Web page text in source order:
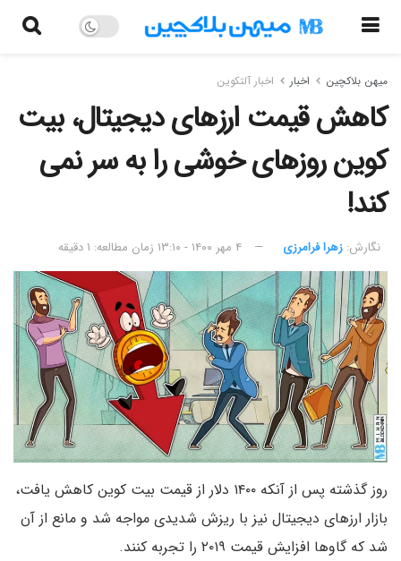
میهن بلاکچین اخبار اخبار آلتکوین
کاهش قیمت ارزهای دیجیتال، بیت
کوین روزهای خوشی را به سر نمی
کند!
نگارش:‌ زهرا فرامرزی ۴ مهر ۱۴۰۰ - ۱۳:۱۰ زمان مطالعه: ۱ دقیقه
روز گذشته پس از آنکه ۱۴۰۰ دلار از قیمت بیت کوین کاهش یافت،
بازار ارزهای دیجیتال نیز با ریزش شدیدی مواجه شد و مانع از آن
شد که گاوها افزایش قیمت ۲۰۱۹ را تجربه کنند.